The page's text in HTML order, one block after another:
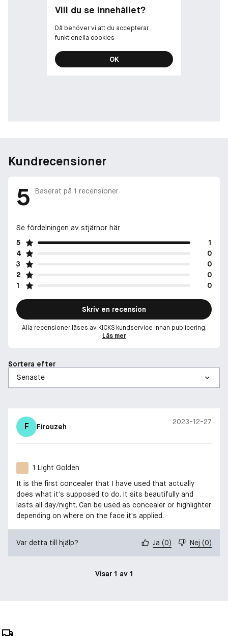
Vill du se innehållet?
Då behöver vi att du accepterar
funktionella cookies
OK
Kundrecensioner
5 Baserat på 1 recensioner
Se fördelningen av stjärnor här
5
1
4
0
3
0
2
0
1
0
Skriv en recension
Alla recensioner läses av KICKS kundservice innan publicering.
Läs mer
Sortera efter
F Firouzeh
2023-12-27
1 Light Golden
It is the first concealer that I have used that actually
does what it’s supposed to do. It sits beautifully and
lasts all day/night. Can be used as concealer or highlighter
depending on where on the face it’s applied.
Var detta till hjälp? Ja (0) Nej (0)
Visar 1 av 1